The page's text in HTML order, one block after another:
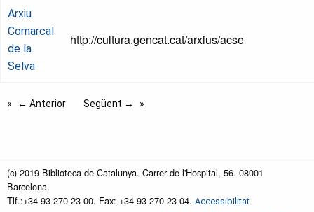
Arxiu
Comarcal
de la
Selva
http://cultura.gencat.cat/arxius/acse
← Anterior Següent →
(c) 2019 Biblioteca de Catalunya. Carrer de l'Hospital, 56. 08001
Barcelona.
Tlf.:+34 93 270 23 00. Fax: +34 93 270 23 04. Accessibilitat